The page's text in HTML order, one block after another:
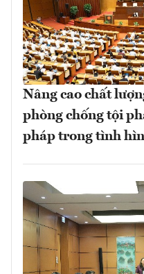
Nâng cao chất
phòng chống tội
pháp trong tình